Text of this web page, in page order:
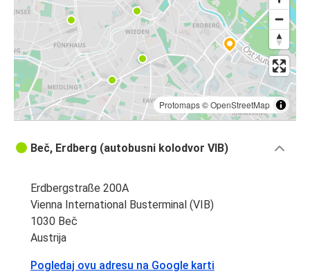
Protomaps©OpenStreetMap
Beč, Erdberg (autobusni kolodvor VIB)
Erdbergstraße 200A
Vienna International Busterminal (VIB)
1030 Beč
Austrija
Pogledaj ovu adresu na Google karti